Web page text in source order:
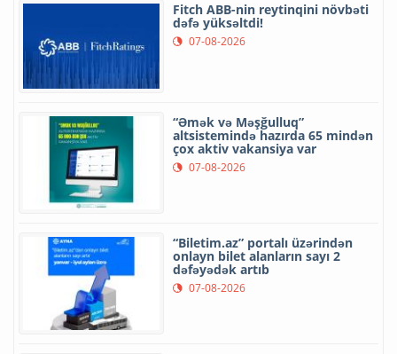
Fitch ABB-nin reytinqini növbəti
dəfə yüksəltdi!
07-08-2026
“Əmək və Məşğulluq”
altsistemində hazırda 65 mindən
çox aktiv vakansiya var
07-08-2026
“Biletim.az” portalı üzərindən
onlayn bilet alanların sayı 2
dəfəyədək artıb
07-08-2026